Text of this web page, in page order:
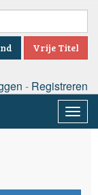
Vrije Titel
- Registreren